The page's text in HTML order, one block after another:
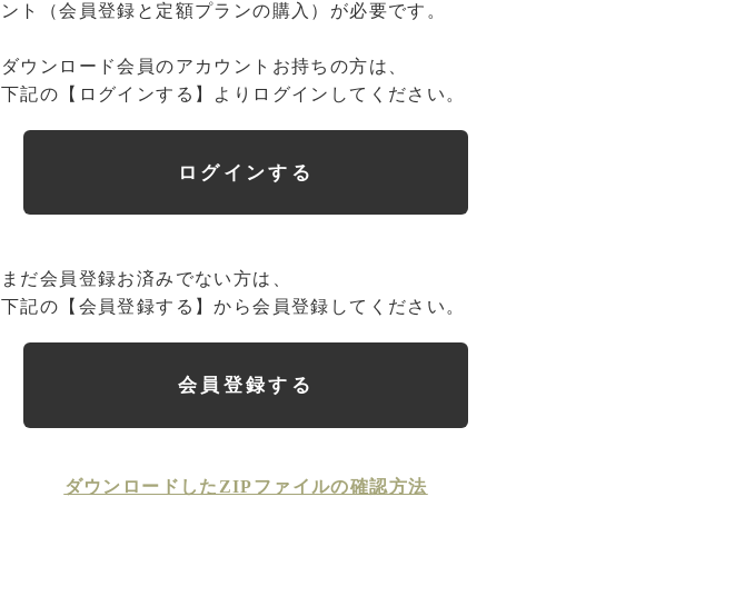
ント（会員登録と定額プランの購入）が必要です。
ダウンロード会員のアカウントお持ちの方は、
下記の【ログインする】よりログインしてください。
ログインする
まだ会員登録お済みでない方は、
下記の【会員登録する】から会員登録してください。
会員登録する
ダウンロードしたZIPファイルの確認方法